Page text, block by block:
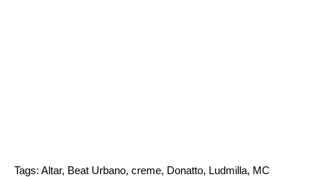
Tags: Altar, Beat Urbano, creme, Donatto, Ludmilla, MC